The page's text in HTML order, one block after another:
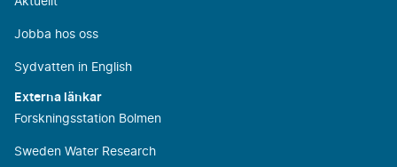
Jobba hos oss
Sydvatten in English
Externa länkar
Forskningsstation Bolmen
Sweden Water Research